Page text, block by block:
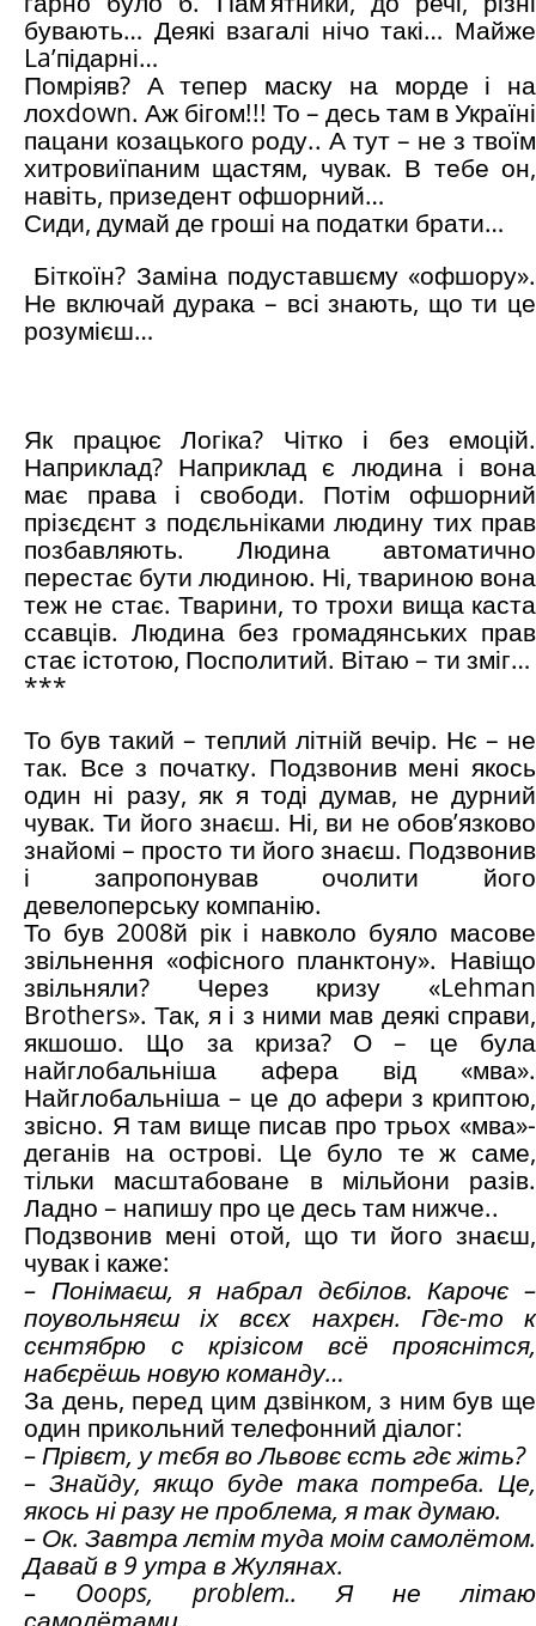
бувають… Деякі взагалі нічо такі… Майже
La’підарні…
Помріяв? А тепер маску на морде і на
лохdown. Аж бігом!!! То – десь там в Україні
пацани козацького роду.. А тут – не з твоїм
хитровиїпаним щастям, чувак. В тебе он,
навіть, призедент офшорний…
Сиди, думай де гроші на податки брати…
Біткоїн? Заміна подуставшєму «офшору».
Не включай дурака – всі знають, що ти це
розумієш…
Як працює Логіка? Чітко і без емоцій.
Наприклад? Наприклад є людина і вона
має права і свободи. Потім офшорний
прізєдєнт з подєльніками людину тих прав
позбавляють. Людина автоматично
перестає бути людиною. Ні, твариною вона
теж не стає. Тварини, то трохи вища каста
ссавців. Людина без громадянських прав
стає істотою, Посполитий. Вітаю – ти зміг…
***
То був такий – теплий літній вечір. Нє – не
так. Все з початку. Подзвонив мені якось
один ні разу, як я тоді думав, не дурний
чувак. Ти його знаєш. Ні, ви не обов’язково
знайомі – просто ти його знаєш. Подзвонив
і запропонував очолити його
девелоперську компанію.
То був 2008й рік і навколо буяло масове
звільнення «офісного планктону». Навіщо
звільняли? Через кризу «Lehman
Brothers». Так, я і з ними мав деякі справи,
якшошо. Що за криза? О – це була
найглобальніша афера від «мва».
Найглобальніша – це до афери з криптою,
звісно. Я там вище писав про трьох «мва»-
деганів на острові. Це було те ж саме,
тільки масштабоване в мільйони разів.
Ладно – напишу про це десь там нижче..
Подзвонив мені отой, що ти його знаєш,
чувак і каже:
– Понімаєш, я набрал дєбілов. Карочє –
поувольняєш іх всєх нахрєн. Гдє-то к
сєнтябрю с крізісом всё прояснітся,
набєрёшь новую команду…
За день, перед цим дзвінком, з ним був ще
один прикольний телефонний діалог:
–Прівєт, у тєбя во Львовє єсть гдє жіть?
– Знайду, якщо буде така потреба. Це,
якось ні разу не проблема, я так думаю.
– Ок. Завтра лєтім туда моім самолётом.
Давай в 9 утра в Жулянах.
– Ooops, problem.. Я не літаю